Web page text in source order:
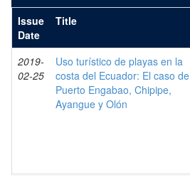
Issue
Date
Title
2019-
02-25
Uso turístico de playas en la
costa del Ecuador: El caso de
Puerto Engabao, Chipipe,
Ayangue y Olón